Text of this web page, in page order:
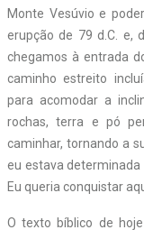
Monte Vesúvio e
erupção de 79 d.C. e,
chegamos à entrada
caminho estreito
para acomodar a
rochas, terra e pó
caminhar, tornando a
eu estava determinada
Eu queria conquistar
O texto bíblico de